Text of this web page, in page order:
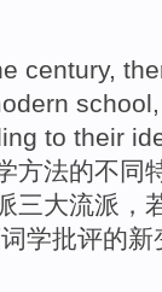
century,
to their
方法的不同
三大流派 ，
学批评的新